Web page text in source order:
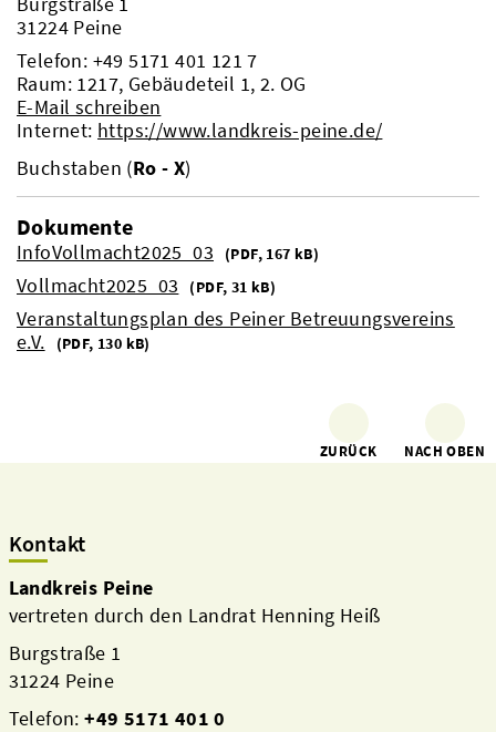
31224 Peine
Telefon: +49 5171 401 121 7
Raum: 1217, Gebäudeteil 1, 2. OG
E-Mail schreiben
Internet: https://www.landkreis-peine.de/
Buchstaben (Ro - X)
Dokumente
InfoVollmacht2025_03 (PDF, 167 kB)
Vollmacht2025_03 (PDF, 31 kB)
Veranstaltungsplan des Peiner Betreuungsvereins
e.V.
(PDF, 130 kB)
ZURÜCK NACH OBEN
Kontakt
Landkreis Peine
vertreten durch den Landrat Henning Heiß
Burgstraße 1
31224 Peine
Telefon:+49 5171 401 0